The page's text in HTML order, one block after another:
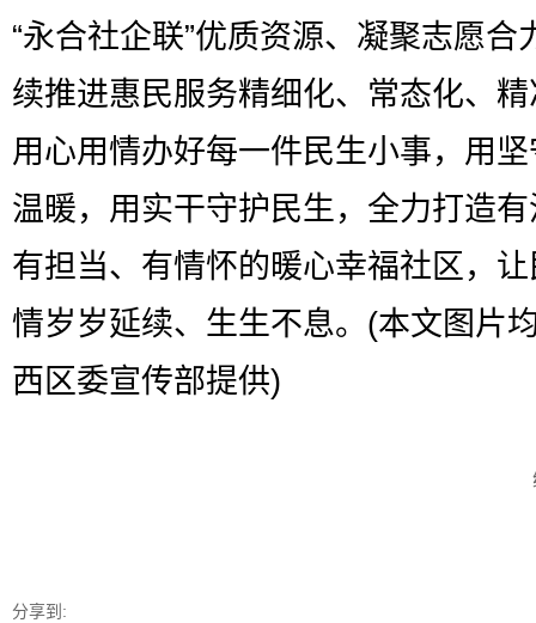
“永合社企联”优质资源、凝聚志愿合
续推进惠民服务精细化、常态化、
用心用情办好每一件民生小事，用
温暖，用实干守护民生，全力打造
有担当、有情怀的暖心幸福社区，
情岁岁延续、生生不息。(本文图片
西区委宣传部提供)
分享到: